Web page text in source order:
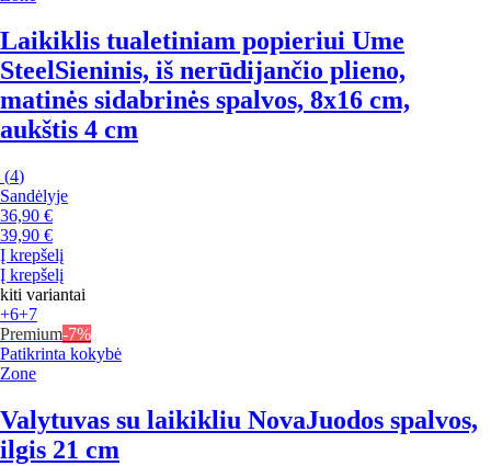
Laikiklis tualetiniam popieriui Ume
SteelSieninis, iš nerūdijančio plieno,
matinės sidabrinės spalvos, 8x16 cm,
aukštis 4 cm
(4)
Sandėlyje
36,90 €
39,90 €
Į krepšelį
Į krepšelį
kiti variantai
+6+7
Premium-7%
Patikrinta kokybė
Zone
Valytuvas su laikikliu NovaJuodos spalvos,
ilgis 21 cm